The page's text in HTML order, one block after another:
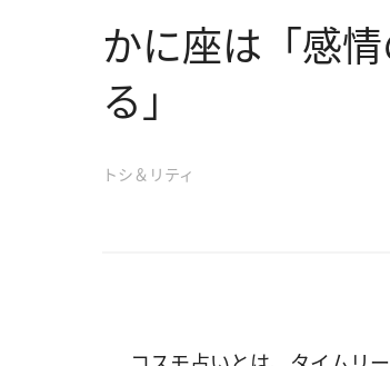
かに座は「感
る」
トシ＆リティ